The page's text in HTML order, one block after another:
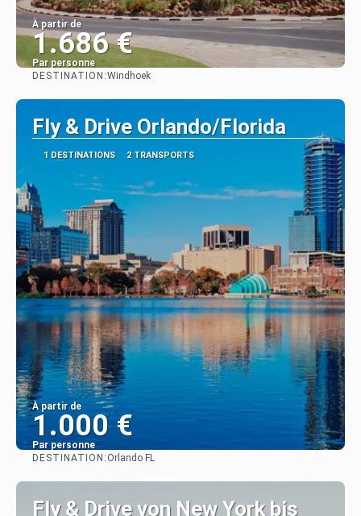
À partir de
1.686 €
Par personne
DESTINATION:Windhoek
Fly & Drive Orlando/Florida
1 DESTINATIONS 2 TRANSPORTS
À partir de
1.000 €
Par personne
DESTINATION: Orlando FL
Fly & Drive von New York bis